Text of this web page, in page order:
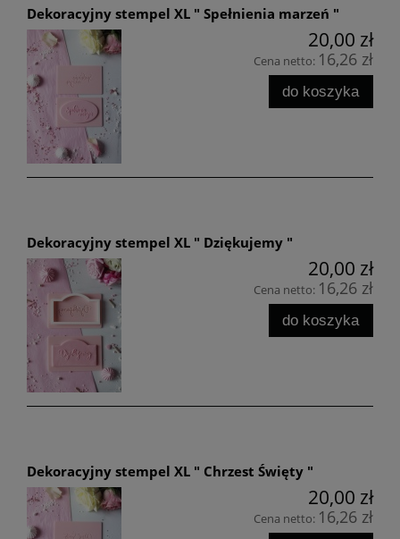
Dekoracyjny stempel XL " Spełnienia marzeń "
20,00 zł
Cena netto: 16,26 zł
do koszyka
Dekoracyjny stempel XL " Dziękujemy "
20,00 zł
Cena netto: 16,26 zł
do koszyka
Dekoracyjny stempel XL " Chrzest Święty "
20,00 zł
Cena netto: 16,26 zł